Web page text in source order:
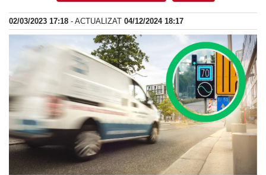
02/03/2023 17:18 - ACTUALIZAT 04/12/2024 18:17